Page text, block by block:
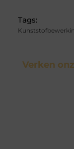
Tags:
Verken